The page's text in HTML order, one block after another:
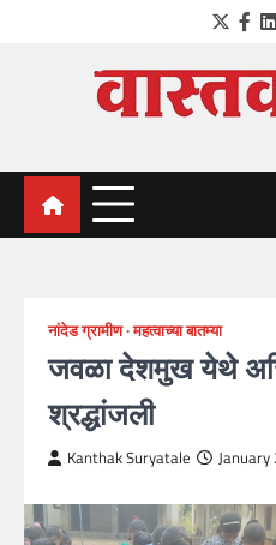
Twitter
a leading NEWS portal of
नांदेड ग्रामीण महत्वाच्या बातम्या
जवळा देशमुख येथे
श्रद्धांजली
Kanthak Suryatale January